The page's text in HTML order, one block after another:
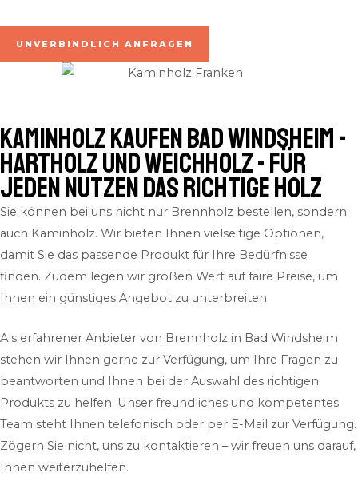
UNVERBINDLICH ANFRAGEN
Kaminholz kaufen Bad Windsheim -
Hartholz und Weichholz - für
jeden Nutzen das richtige Holz
Sie können bei uns nicht nur Brennholz bestellen, sondern
auch Kaminholz. Wir bieten Ihnen vielseitige Optionen,
damit Sie das passende Produkt für Ihre Bedürfnisse
finden. Zudem legen wir großen Wert auf faire Preise, um
Ihnen ein günstiges Angebot zu unterbreiten.
Als erfahrener Anbieter von Brennholz in Bad Windsheim
stehen wir Ihnen gerne zur Verfügung, um Ihre Fragen zu
beantworten und Ihnen bei der Auswahl des richtigen
Produkts zu helfen. Unser freundliches und kompetentes
Team steht Ihnen telefonisch oder per E-Mail zur Verfügung.
Zögern Sie nicht, uns zu kontaktieren – wir freuen uns darauf,
Ihnen weiterzuhelfen.